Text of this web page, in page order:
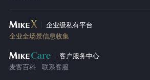
企业级私有平台
企业全场景信息收集
客户服务中心
麦客百科
联系客服